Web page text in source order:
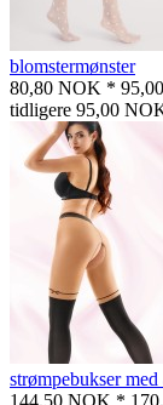
blomstermønster
80,80 NOK *
tidligere 95,00
strømpebukser
144,50 NOK *